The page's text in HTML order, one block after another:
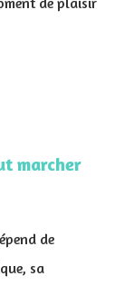
marcher
de
sa